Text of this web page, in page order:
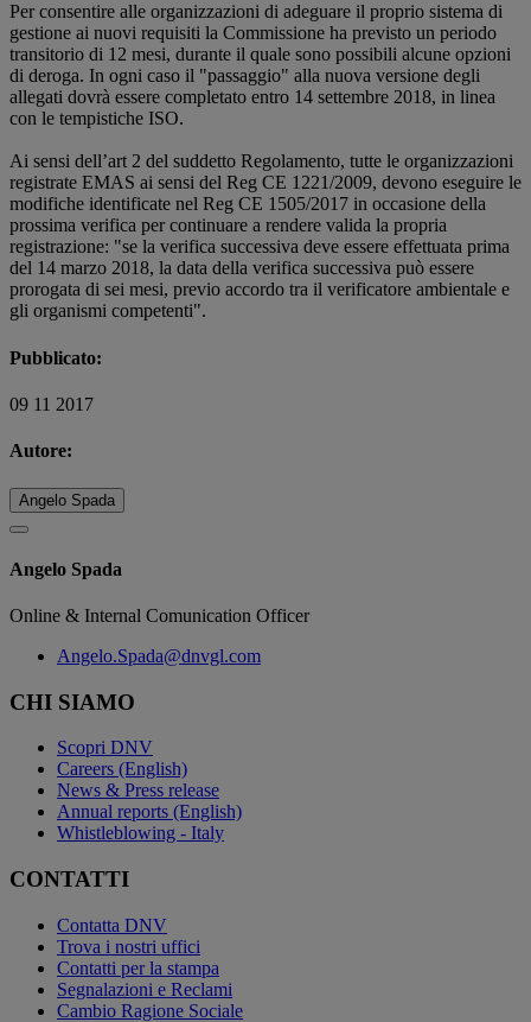
Per consentire alle organizzazioni di adeguare il proprio sistema di
gestione ai nuovi requisiti la Commissione ha previsto un periodo
transitorio di 12 mesi, durante il quale sono possibili alcune opzioni
di deroga. In ogni caso il "passaggio" alla nuova versione degli
allegati dovrà essere completato entro 14 settembre 2018, in linea
con le tempistiche ISO.
Ai sensi dell’art 2 del suddetto Regolamento, tutte le organizzazioni
registrate EMAS ai sensi del Reg CE 1221/2009, devono eseguire le
modifiche identificate nel Reg CE 1505/2017 in occasione della
prossima verifica per continuare a rendere valida la propria
registrazione: "se la verifica successiva deve essere effettuata prima
del 14 marzo 2018, la data della verifica successiva può essere
prorogata di sei mesi, previo accordo tra il verificatore ambientale e
gli organismi competenti".
Pubblicato:
09 11 2017
Autore:
Angelo Spada
Angelo Spada
Online & Internal Comunication Officer
Angelo.Spada@dnvgl.com
CHI SIAMO
Scopri DNV
Careers (English)
News & Press release
Annual reports (English)
Whistleblowing - Italy
CONTATTI
Contatta DNV
Trova i nostri uffici
Contatti per la stampa
Segnalazioni e Reclami
Cambio Ragione Sociale